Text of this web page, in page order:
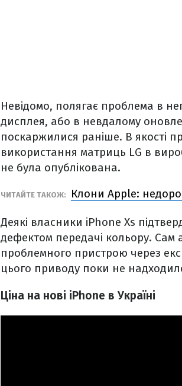
Невідомо, полягає проблема в
дисплея, або в невдалому
поскаржилися раніше. В якості
використання матриць LG в
не була опублікована.
ЧИТАЙТЕ ТАКОЖ: Клони Apple:
Деякі власники iPhone Xs
дефектом передачі кольору.
проблемного пристрою через
цього приводу поки не
Ціна на нові iPhone в Україні